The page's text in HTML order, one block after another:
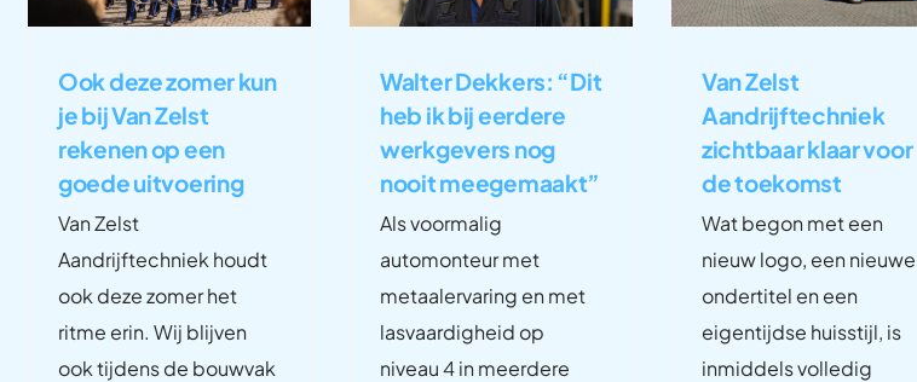
Ook deze zomer kun
je bij Van Zelst
rekenen op een
goede uitvoering
Van Zelst
Aandrijftechniek houdt
ook deze zomer het
ritme erin. Wij blijven
ook tijdens de bouwvak
Walter Dekkers: “Dit
heb ik bij eerdere
werkgevers nog
nooit meegemaakt”
Als voormalig
automonteur met
metaalervaring en met
lasvaardigheid op
niveau 4 in meerdere
Van Zelst
Aandrijftechniek
zichtbaar klaar voor
de toekomst
Wat begon met een
nieuw logo, een nieuwe
ondertitel en een
eigentijdse huisstijl, is
inmiddels volledig